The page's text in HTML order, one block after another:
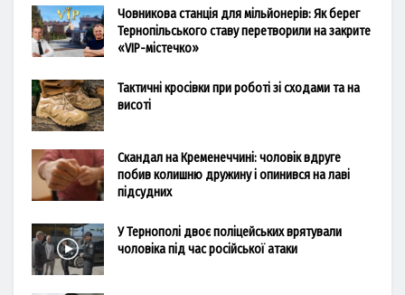
Човникова станція для мільйонерів: Як берег
Тернопільського ставу перетворили на закрите
«VIP-містечко»
Тактичні кросівки при роботі зі сходами та на
висоті
Скандал на Кременеччині: чоловік вдруге
побив колишню дружину і опинився на лаві
підсудних
У Тернополі двоє поліцейських врятували
чоловіка під час російської атаки